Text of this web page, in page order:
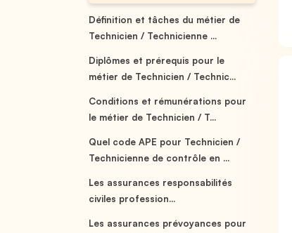
Définition et tâches du métier de
Technicien / Technicienne ...
Diplômes et prérequis pour le
métier de Technicien / Technic...
Conditions et rémunérations pour
le métier de Technicien / T...
Quel code APE pour Technicien /
Technicienne de contrôle en ...
Les assurances responsabilités
civiles profession...
Les assurances prévoyances pour